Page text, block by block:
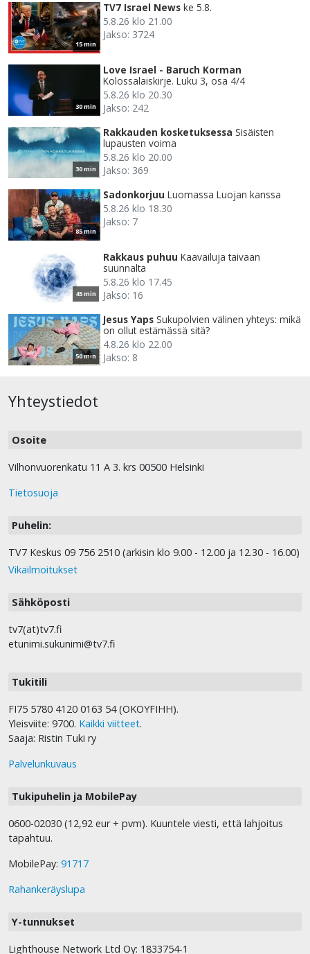
15 min
TV7 Israel News ke 5.8.
5.8.26 klo 21.00
Jakso: 3724
30 min
Love Israel - Baruch Korman
Kolossalaiskirje. Luku 3, osa 4/4
5.8.26 klo 20.30
Jakso: 242
30 min
Rakkauden kosketuksessa Sisäisten
lupausten voima
5.8.26 klo 20.00
Jakso: 369
85 min
Sadonkorjuu Luomassa Luojan kanssa
5.8.26 klo 18.30
Jakso: 7
45 min
Rakkaus puhuu Kaavailuja taivaan
suunnalta
5.8.26 klo 17.45
Jakso: 16
50 min
Jesus Yaps Sukupolvien välinen yhteys: mikä
on ollut estämässä sitä?
4.8.26 klo 22.00
Jakso: 8
Yhteystiedot
Osoite
Vilhonvuorenkatu 11 A 3. krs 00500 Helsinki
Tietosuoja
Puhelin:
TV7 Keskus 09 756 2510 (arkisin klo 9.00 - 12.00 ja 12.30 - 16.00)
Vikailmoitukset
Sähköposti
tv7(at)tv7.fi
etunimi.sukunimi@tv7.fi
Tukitili
FI75 5780 4120 0163 54 (OKOYFIHH).
Yleisviite: 9700. Kaikki viitteet.
Saaja: Ristin Tuki ry
Palvelunkuvaus
Tukipuhelin ja MobilePay
0600-02030 (12,92 eur + pvm). Kuuntele viesti, että lahjoitus
tapahtuu.
MobilePay: 91717
Rahankeräyslupa
Y-tunnukset
Lighthouse Network Ltd Oy: 1833754-1